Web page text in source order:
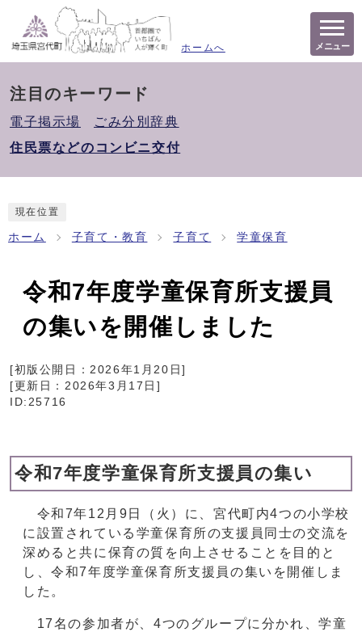
ホームへ メニュー
注目のキーワード
電子掲示場
ごみ分別辞典
住民票などのコンビニ交付
現在位置
ホーム 子育て・教育 子育て 学童保育
令和7年度学童保育所支援員
の集いを開催しました
[初版公開日：2026年1月20日]
[更新日： 2026年3月17日 ]
ID:25716
令和7年度学童保育所支援員の集い
令和7年12月9日（火）に、宮代町内4つの小学校
に設置されている学童保育所の支援員同士の交流を
深めると共に保育の質を向上させることを目的と
し、令和7年度学童保育所支援員の集いを開催しま
した。
17名の参加者が、4つのグループに分かれ、学童